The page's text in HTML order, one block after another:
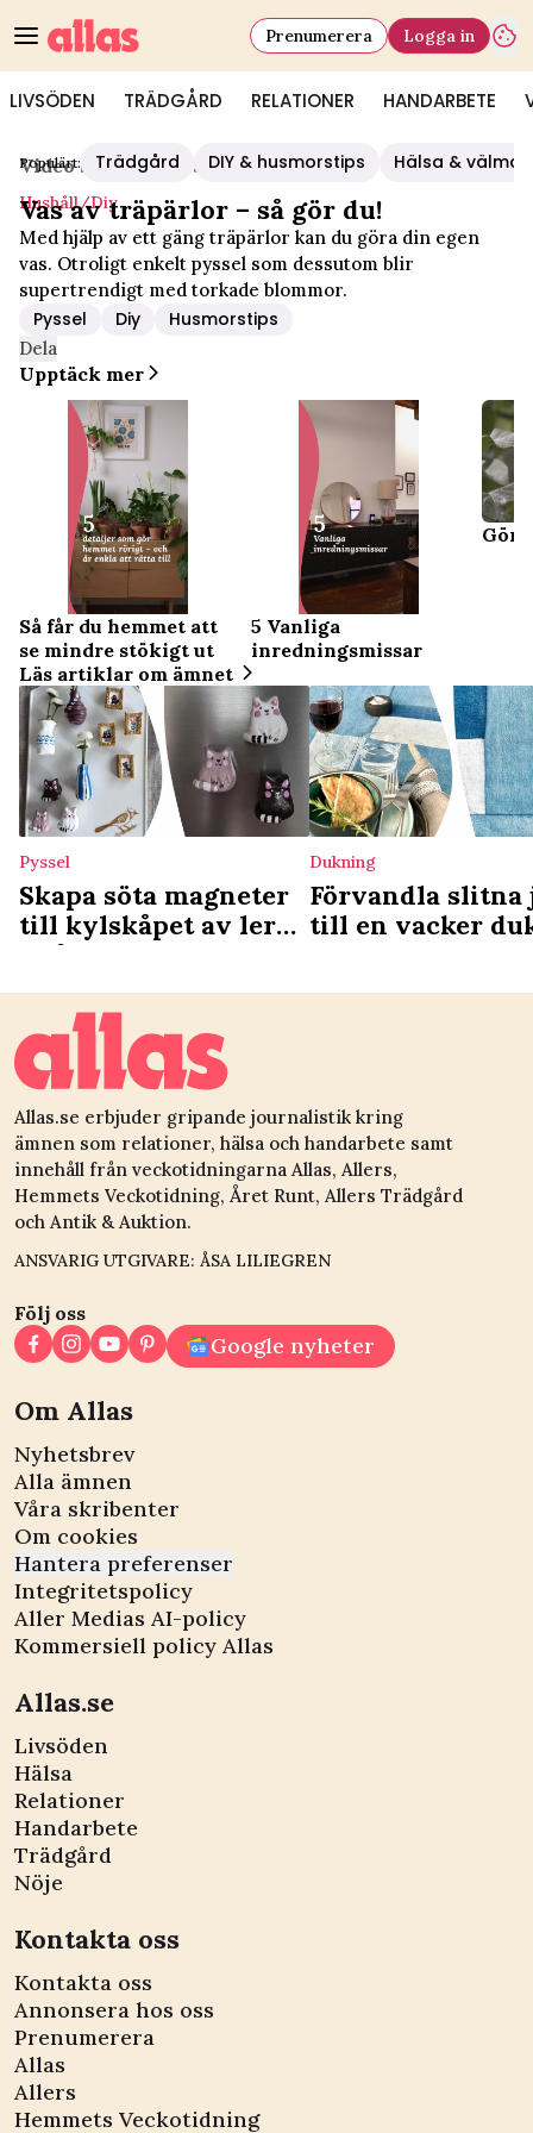
LIVSÖDEN TRÄDGÅRD RELATIONER HANDARBETE
Prenumerera Logga in
Populärt: Trädgård DIY & husmorstips Hälsa &
Video Start/Hushåll/diy
Hushåll/diy
Vas av träpärlor – så gör du!
Med hjälp av ett gäng träpärlor kan du göra din egen
vas. Otroligt enkelt pyssel som dessutom blir
supertrendigt med torkade blommor.
Pyssel Diy Husmorstips
Dela
Upptäck mer
Så får du hemmet att
se mindre stökigt ut
5 Vanliga
inredningsmissar
Gör
Läs artiklar om ämnet
Pyssel
Skapa söta magneter
till kylskåpet av lera
– så gör du
Dukning
Förvandla slitna
till en vacker
Allas.se erbjuder gripande journalistik kring
ämnen som relationer, hälsa och handarbete samt
innehåll från veckotidningarna Allas, Allers,
Hemmets Veckotidning, Året Runt, Allers Trädgård
och Antik & Auktion.
ANSVARIG UTGIVARE: ÅSA LILIEGREN
Följ oss
Google nyheter
Om Allas
Nyhetsbrev
Alla ämnen
Våra skribenter
Om cookies
Hantera preferenser
Integritetspolicy
Aller Medias AI-policy
Kommersiell policy Allas
Allas.se
Livsöden
Hälsa
Relationer
Handarbete
Trädgård
Nöje
Kontakta oss
Kontakta oss
Annonsera hos oss
Prenumerera
Allas
Allers
Hemmets Veckotidning